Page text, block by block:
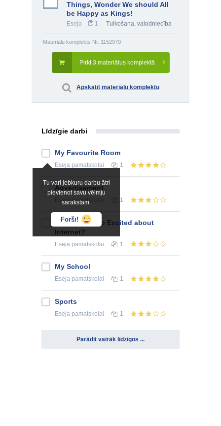
Things, Wonder We should All
be Happy as Kings!
Eseja 1 Tulkošana, valodniecība
Materiālu komplekts Nr. 1152970
Pirkt 3 materiālus komplektā
Apskatīt materiālu komplektu
Līdzīgie darbi
Tu vari jebkuru darbu ātri
pievienot savu vēlmju
sarakstam.
Forši!
My Favourite Room
Eseja pamatskolai 1
Advertisement
Esejapamatskolai 1
Why Are We so Excited about
Internet?
Eseja pamatskolai 1
My School
Eseja pamatskolai 1
Sports
Eseja pamatskolai 1
Parādīt vairāk līdzīgos ...